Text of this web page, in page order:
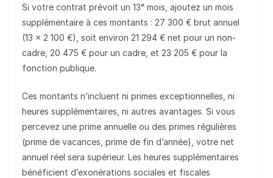
Si votre contrat prévoit un 13ᵉ mois, ajoutez un mois
supplémentaire à ces montants : 27 300 € brut annuel
(13 × 2 100 €), soit environ 21 294 € net pour un non-
cadre, 20 475 € pour un cadre, et 23 205 € pour la
fonction publique.
Ces montants n’incluent ni primes exceptionnelles, ni
heures supplémentaires, ni autres avantages. Si vous
percevez une prime annuelle ou des primes régulières
(prime de vacances, prime de fin d’année), votre net
annuel réel sera supérieur. Les heures supplémentaires
bénéficient d’exonérations sociales et fiscales